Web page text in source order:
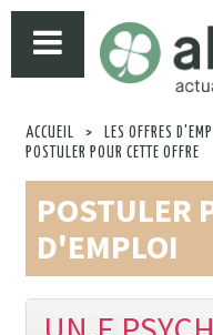
ACCUEIL > LES OFFRES
POSTULER POUR CETTE OFFRE
POSTULER
D'EMPLOI